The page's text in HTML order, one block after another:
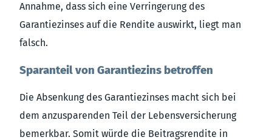
Annahme, dass sich eine Verringerung des
Garantiezinses auf die Rendite auswirkt, liegt man
falsch.
Sparanteil von Garantiezins betroffen
Die Absenkung des Garantiezinses macht sich bei
dem anzusparenden Teil der Lebensversicherung
bemerkbar. Somit würde die Beitragsrendite in